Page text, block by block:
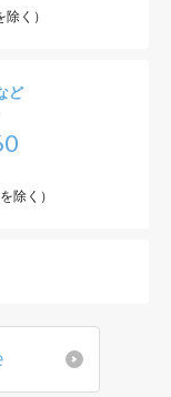
く）
ど
除く）